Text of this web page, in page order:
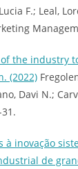
F.; Leal,
the industry
(2022)
Davi N.;
à inovação
de